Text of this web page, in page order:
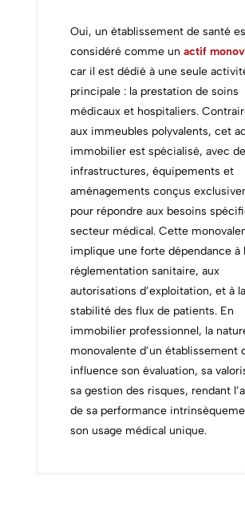
Oui, un établissement de santé
considéré comme un actif
car il est dédié à une seule
principale : la prestation de soins
médicaux et hospitaliers.
aux immeubles polyvalents, cet
immobilier est spécialisé, avec
infrastructures, équipements et
aménagements conçus
pour répondre aux besoins
secteur médical. Cette
implique une forte dépendance à
réglementation sanitaire, aux
autorisations d’exploitation, et à la
stabilité des flux de patients. En
immobilier professionnel, la
monovalente d’un établissement
influence son évaluation, sa
sa gestion des risques, rendant
de sa performance
son usage médical unique.